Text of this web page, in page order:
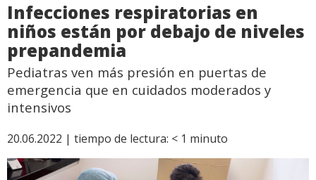
Infecciones respiratorias en
niños están por debajo de niveles
prepandemia
Pediatras ven más presión en puertas de
emergencia que en cuidados moderados y
intensivos
20.06.2022 | tiempo de lectura: < 1 minuto